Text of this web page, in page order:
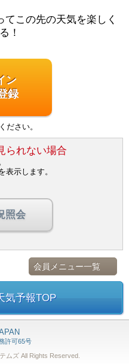
この先の天気を楽しく
！
ン
録
ださい。
られない場合
表示します。
照会
会員メニュー一覧
気予報TOP
許可65号
ムズ All Rights Reserved.